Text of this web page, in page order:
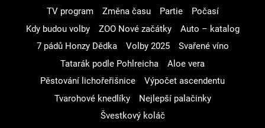
TV program
Změna času Partie
Počasí
Kdy budou volby
ZOO Nové začátky
Auto – katalog
7 pádů Honzy Dědka
Volby 2025
Svařené víno
Tatarák podle Pohlreicha
Aloe vera
Pěstování lichořeřišnice
Výpočet ascendentu
Tvarohové knedlíky
Nejlepší palačinky
Švestkový koláč